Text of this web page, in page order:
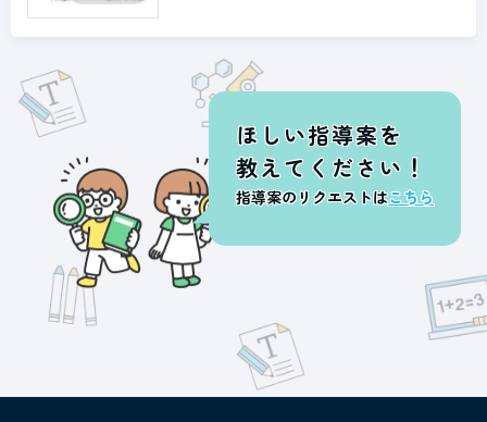
ほしい指導案を
教えてください！
指導案のリクエストはこちら